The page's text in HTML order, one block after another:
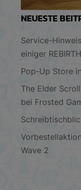
NEUESTE
Service-
einiger
Pop-Up Store
The Elder
bei Frosted
Wave 2